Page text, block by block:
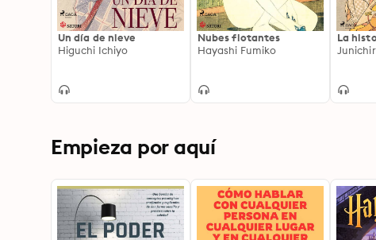
Un día de nieve
Higuchi Ichiyo
Nubes flotantes
Hayashi Fumiko
La
Empieza por aquí